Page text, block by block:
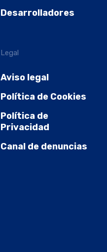
Desarrolladores
Legal
Aviso legal
Política de Cookies
Política de
Privacidad
Canal de denuncias